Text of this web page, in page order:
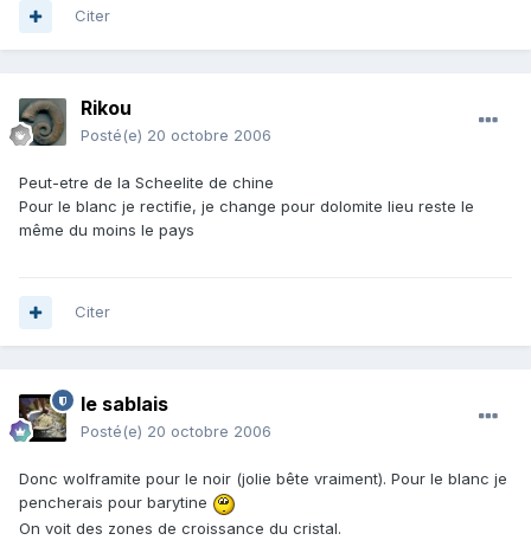
Citer
Rikou
Posté(e) 20 octobre 2006
Peut-etre de la Scheelite de chine
Pour le blanc je rectifie, je change pour dolomite lieu reste le
même du moins le pays
Citer
le sablais
Posté(e) 20 octobre 2006
Donc wolframite pour le noir (jolie bête vraiment). Pour le blanc je
pencherais pour barytine
On voit des zones de croissance du cristal.